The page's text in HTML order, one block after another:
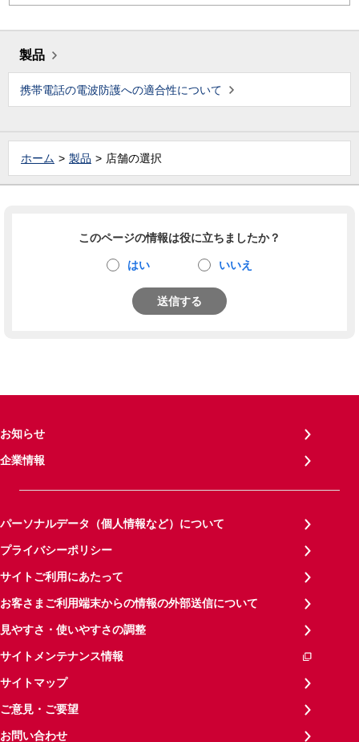
製品
携帯電話の電波防護への適合性について
ホーム 製品 店舗の選択
このページの情報は役に立ちましたか？
はい いいえ
送信する
お知らせ
企業情報
パーソナルデータ（個人情報など）について
プライバシーポリシー
サイトご利用にあたって
お客さまご利用端末からの情報の外部送信について
見やすさ・使いやすさの調整
サイトメンテナンス情報
サイトマップ
ご意見・ご要望
お問い合わせ